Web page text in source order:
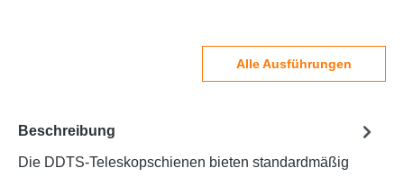
Alle Ausführungen
Beschreibung
Die DDTS-Teleskopschienen bieten standardmäßig